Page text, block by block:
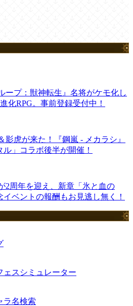
ープ：獣神転生』名将がケモ化し
化RPG。事前登録受付中！
影虎が来た！『鋼嵐 - メカラシ』
」コラボ後半が開催！
2周年を迎え、新章「氷と血の
ベントの報酬もお見逃し無く！
ェスシミュレーター
ラ名検索